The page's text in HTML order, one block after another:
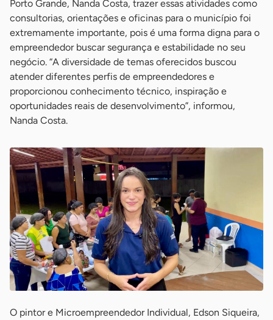
Porto Grande, Nanda Costa, trazer essas atividades como
consultorias, orientações e oficinas para o município foi
extremamente importante, pois é uma forma digna para o
empreendedor buscar segurança e estabilidade no seu
negócio. “A diversidade de temas oferecidos buscou
atender diferentes perfis de empreendedores e
proporcionou conhecimento técnico, inspiração e
oportunidades reais de desenvolvimento”, informou,
Nanda Costa.
O pintor e Microempreendedor Individual, Edson Siqueira,